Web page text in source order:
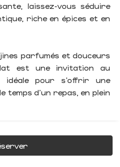
laissez-vous séduire
riche en épices et en
parfumés et douceurs
est une invitation au
idéale pour s’offrir une
temps d’un repas, en plein